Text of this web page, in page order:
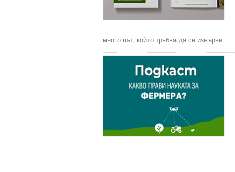
много път, който трябва да се извърви.